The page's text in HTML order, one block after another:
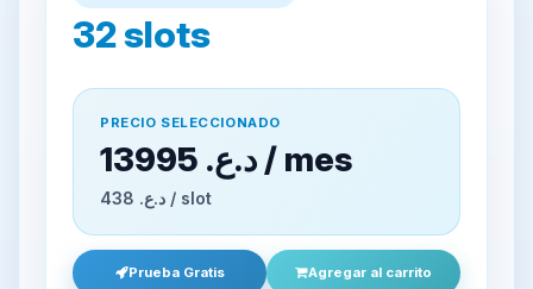
32slots
PRECIO SELECCIONADO
13995 د.ع.‏ / mes
438 د.ع.‏ / slot
Prueba Gratis Agregar al carrito